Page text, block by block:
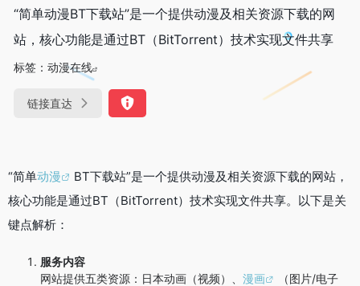
“简单动漫BT下载站”是一个提供动漫及相关资源下载的网
站，核心功能是通过BT（BitTorrent）技术实现文件共享
标签： 动漫在线
链接直达
“简单动漫
BT下载站”是一个提供动漫及相关资源下载的网站，
核心功能是通过BT（BitTorrent）技术实现文件共享。以下是关
键点解析：
服务内容
网站提供五类资源：日本动画（视频）、 漫画
（图片/电子